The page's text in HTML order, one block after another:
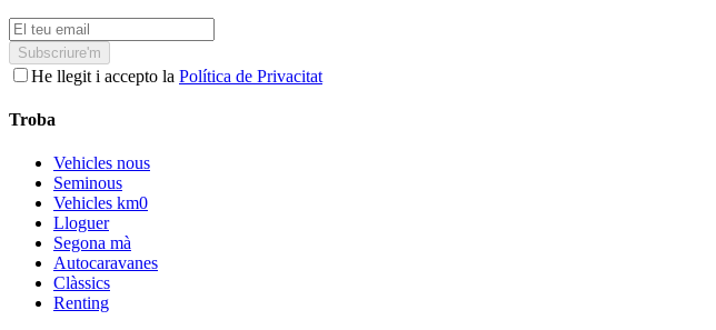
Subscriure'm
He llegit i accepto la Política de Privacitat
Troba
Vehicles nous
Seminous
Vehicles km0
Lloguer
Segona mà
Autocaravanes
Clàssics
Renting